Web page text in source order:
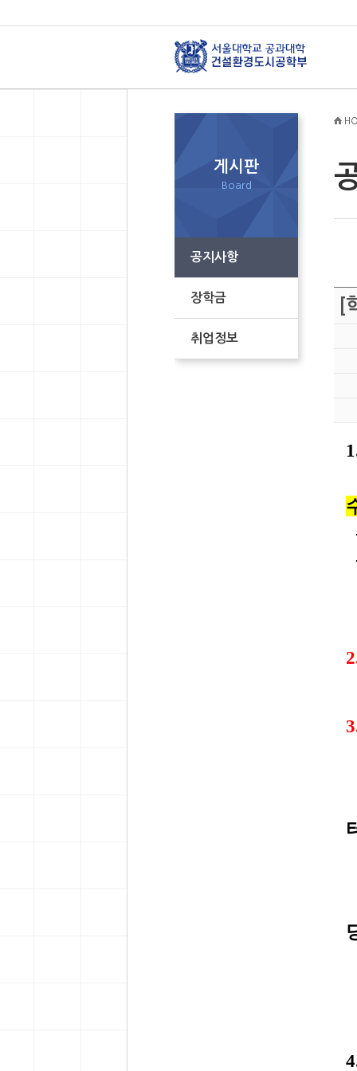
게시판
Board
공지사항
장학금
취업정보
[